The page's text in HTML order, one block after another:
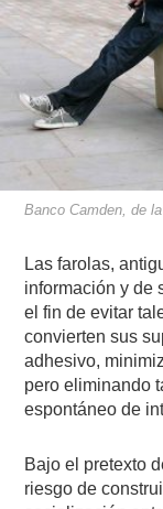
Banco Camden, de
Las farolas,
información y de
el fin de evitar
convierten sus
adhesivo,
pero eliminando
espontáneo de
Bajo el pretexto
riesgo de